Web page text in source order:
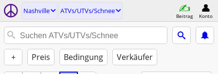
Nashville ATVs/UTVs/Schnee
Beitrag Konto
+ Preis Bedingung Verkäufer